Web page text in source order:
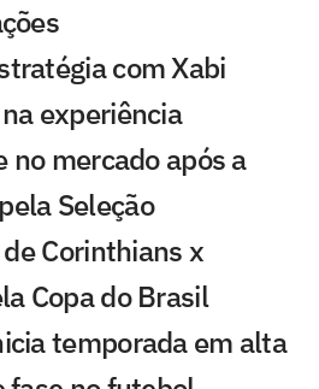
com Xabi
experiência
no mercado após a
Seleção
Corinthians x
Copa do Brasil
temporada em alta